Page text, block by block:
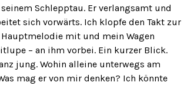
Schlepptau. Er verlangsamt und
sich vorwärts. Ich klopfe den Takt zur
mit und mein Wagen
– an ihm vorbei. Ein kurzer Blick.
jung. Wohin alleine unterwegs am
mag er von mir denken? Ich könnte